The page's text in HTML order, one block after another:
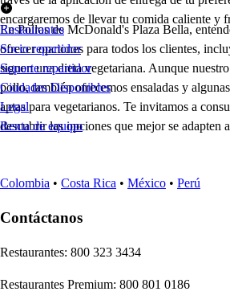
encargaremos de llevar tu comida caliente y
En Pollos de McDonald's Plaza Bella,
ofrecer opciones para todos los clientes,
siguen una dieta vegetariana. Aunque
pollo, también ofrecemos ensaladas y
aptas para vegetarianos. Te invitamos a
descubrir las opciones que mejor se adapten
Restaurantes
Socio repartidor
Soporte repartidor
Ciudades Disponibles
Legal
Renta de equipo
Colombia • Costa Rica • México • Perú
Contáctanos
Restaurantes: 800 323 3434
Restaurantes Premium: 800 801 0186